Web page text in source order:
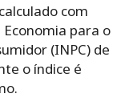
com
para o
(INPC) de
o índice é